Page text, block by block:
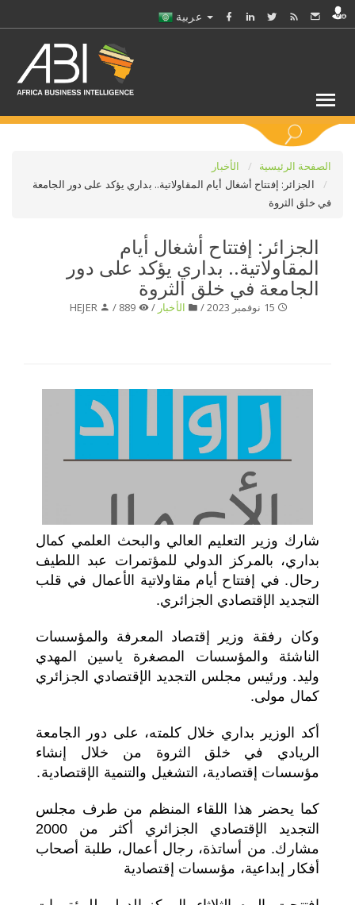
الصفحة الرئيسية
الأخبار
الجزائر: إفتتاح أشغال أيام المقاولاتية.. بداري يؤكد على دور الجامعة
في خلق الثروة
الجزائر: إفتتاح أشغال أيام
المقاولاتية.. بداري يؤكد على دور
الجامعة في خلق الثروة
الأخبار /
HEJER
شارك وزير التعليم العالي والبحث العلمي كمال
بداري، بالمركز الدولي للمؤتمرات عبد اللطيف
رحال. في إفتتاح أيام مقاولاتية الأعمال في قلب
التجديد الإقتصادي الجزائري.
وكان رفقة وزير إقتصاد المعرفة والمؤسسات
الناشئة والمؤسسات المصغرة ياسين المهدي
وليد. ورئيس مجلس التجديد الإقتصادي الجزائري
كمال مولى.
أكد الوزير بداري خلال كلمته، على دور الجامعة
الريادي في خلق الثروة من خلال إنشاء
مؤسسات إقتصادية، التشغيل والتنمية الإقتصادية.
كما يحضر هذا اللقاء المنظم من طرف مجلس
التجديد الإقتصادي الجزائري أكثر من 2000
مشارك. من أساتذة، رجال أعمال، طلبة أصحاب
أفكار إبداعية، مؤسسات إقتصادية